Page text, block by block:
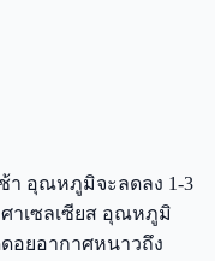
า อุณหภูมิจะลดลง 1-3
าเซลเซียส อุณหภูมิ
ดอยอากาศหนาวถึง